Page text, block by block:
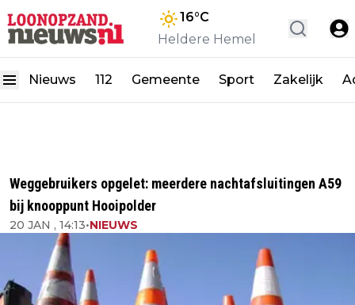
16°C
Heldere Hemel
Nieuws 112 Gemeente Sport Zakelijk
Weggebruikers opgelet: meerdere nachtafsluitingen A59
bij knooppunt Hooipolder
20 JAN , 14:13•NIEUWS